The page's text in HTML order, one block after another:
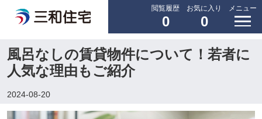
閲覧履歴
0
お気に入り
0
メニュー
風呂なしの賃貸物件について！若者に
人気な理由もご紹介
2024-08-20